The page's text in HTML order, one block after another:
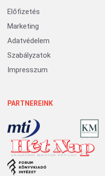
Előfizetés
Marketing
Adatvédelem
Szabályzatok
Impresszum
PARTNEREINK